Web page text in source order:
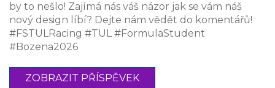
by to nešlo! Zajímá nás váš názor jak se vám náš
nový design líbí? Dejte nám vědět do komentářů!
#FSTULRacing #TUL #FormulaStudent
#Bozena2026
ZOBRAZIT PŘÍSPĚVEK